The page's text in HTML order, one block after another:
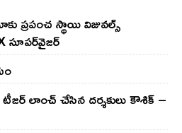
ప్రపంచ స్థాయి విజువల్స్
సూపర్‌వైజర్
లాంచ్ చేసిన‌ దర్శకులు కౌశిక్ –